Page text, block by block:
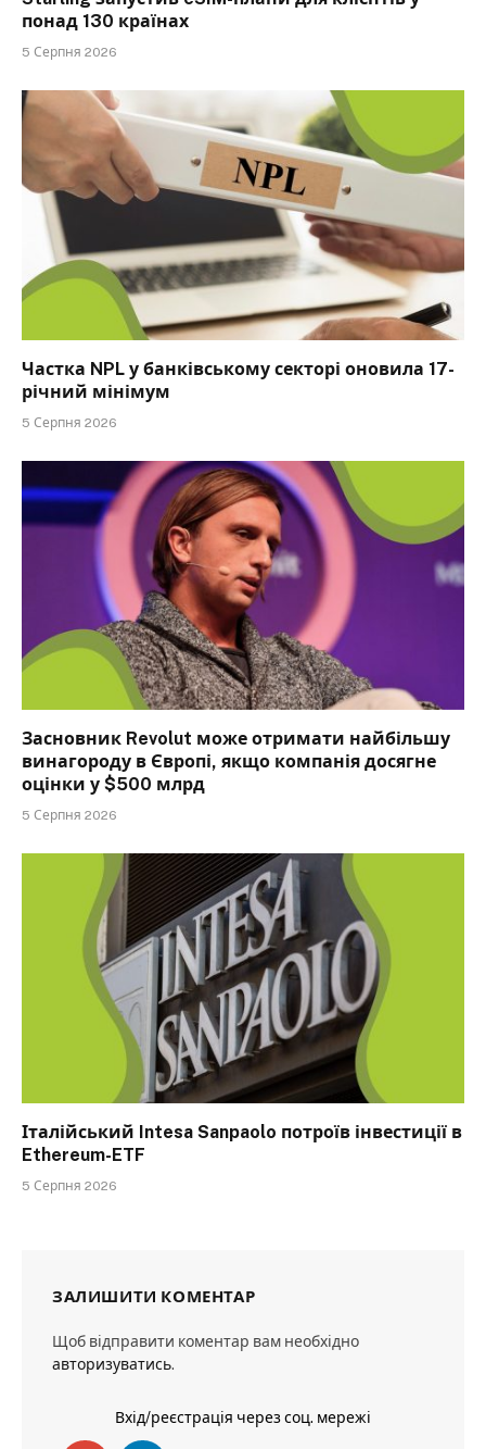
понад 130 країнах
5 Серпня 2026
Частка NPL у банківському секторі оновила 17-
річний мінімум
5 Серпня 2026
Засновник Revolut може отримати найбільшу
винагороду в Європі, якщо компанія досягне
оцінки у $500 млрд
5 Серпня 2026
Італійський Intesa Sanpaolo потроїв інвестиції в
Ethereum-ETF
5 Серпня 2026
ЗАЛИШИТИ КОМЕНТАР
Щоб відправити коментар вам необхідно
авторизуватись.
Вхід/реєстрація через соц. мережі